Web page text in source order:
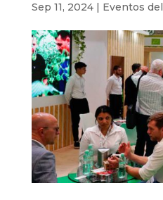
Sep 11, 2024| Eventos